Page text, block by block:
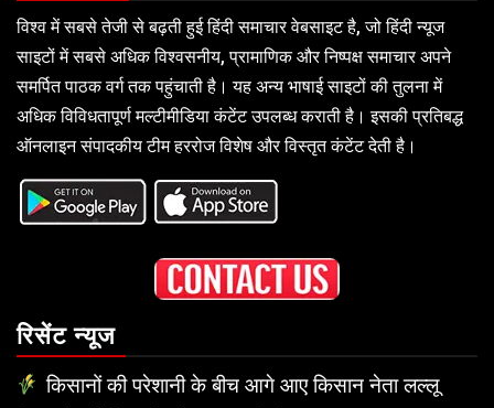
विश्व में सबसे तेजी से बढ़ती हुई हिंदी समाचार वेबसाइट है, जो हिंदी न्यूज
साइटों में सबसे अधिक विश्वसनीय, प्रामाणिक और निष्पक्ष समाचार अपने
समर्पित पाठक वर्ग तक पहुंचाती है। यह अन्य भाषाई साइटों की तुलना में
अधिक विविधतापूर्ण मल्टीमीडिया कंटेंट उपलब्ध कराती है। इसकी प्रतिबद्ध
ऑनलाइन संपादकीय टीम हररोज विशेष और विस्तृत कंटेंट देती है।
रिसेंट न्यूज
किसानों की परेशानी के बीच आगे आए किसान नेता लल्लू